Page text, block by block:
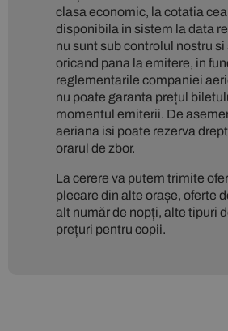
clasa economic, la cotatia
disponibila in sistem la data
nu sunt sub controlul nostru
oricand pana la emitere, in
reglementarile companiei
nu poate garanta prețul
momentul emiterii. De
aeriana isi poate rezerva
orarul de zbor.
La cerere va putem trimite
plecare din alte orașe, oferte
alt număr de nopți, alte tipuri
prețuri pentru copii.